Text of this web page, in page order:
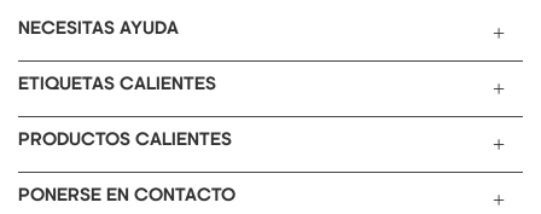
se puede ajustar fácilmente
mayor ancho de prensa de
NECESITAS AYUDA
ETIQUETAS CALIENTES
PRODUCTOS CALIENTES
PONERSE EN CONTACTO